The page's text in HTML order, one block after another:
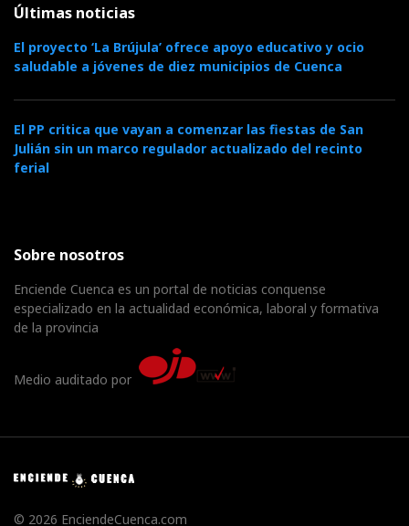
Últimas noticias
El proyecto ‘La Brújula’ ofrece apoyo educativo y ocio
saludable a jóvenes de diez municipios de Cuenca
El PP critica que vayan a comenzar las fiestas de San
Julián sin un marco regulador actualizado del recinto
ferial
Sobre nosotros
Enciende Cuenca es un portal de noticias conquense
especializado en la actualidad económica, laboral y formativa
de la provincia
Medio auditado por
© 2026 EnciendeCuenca.com